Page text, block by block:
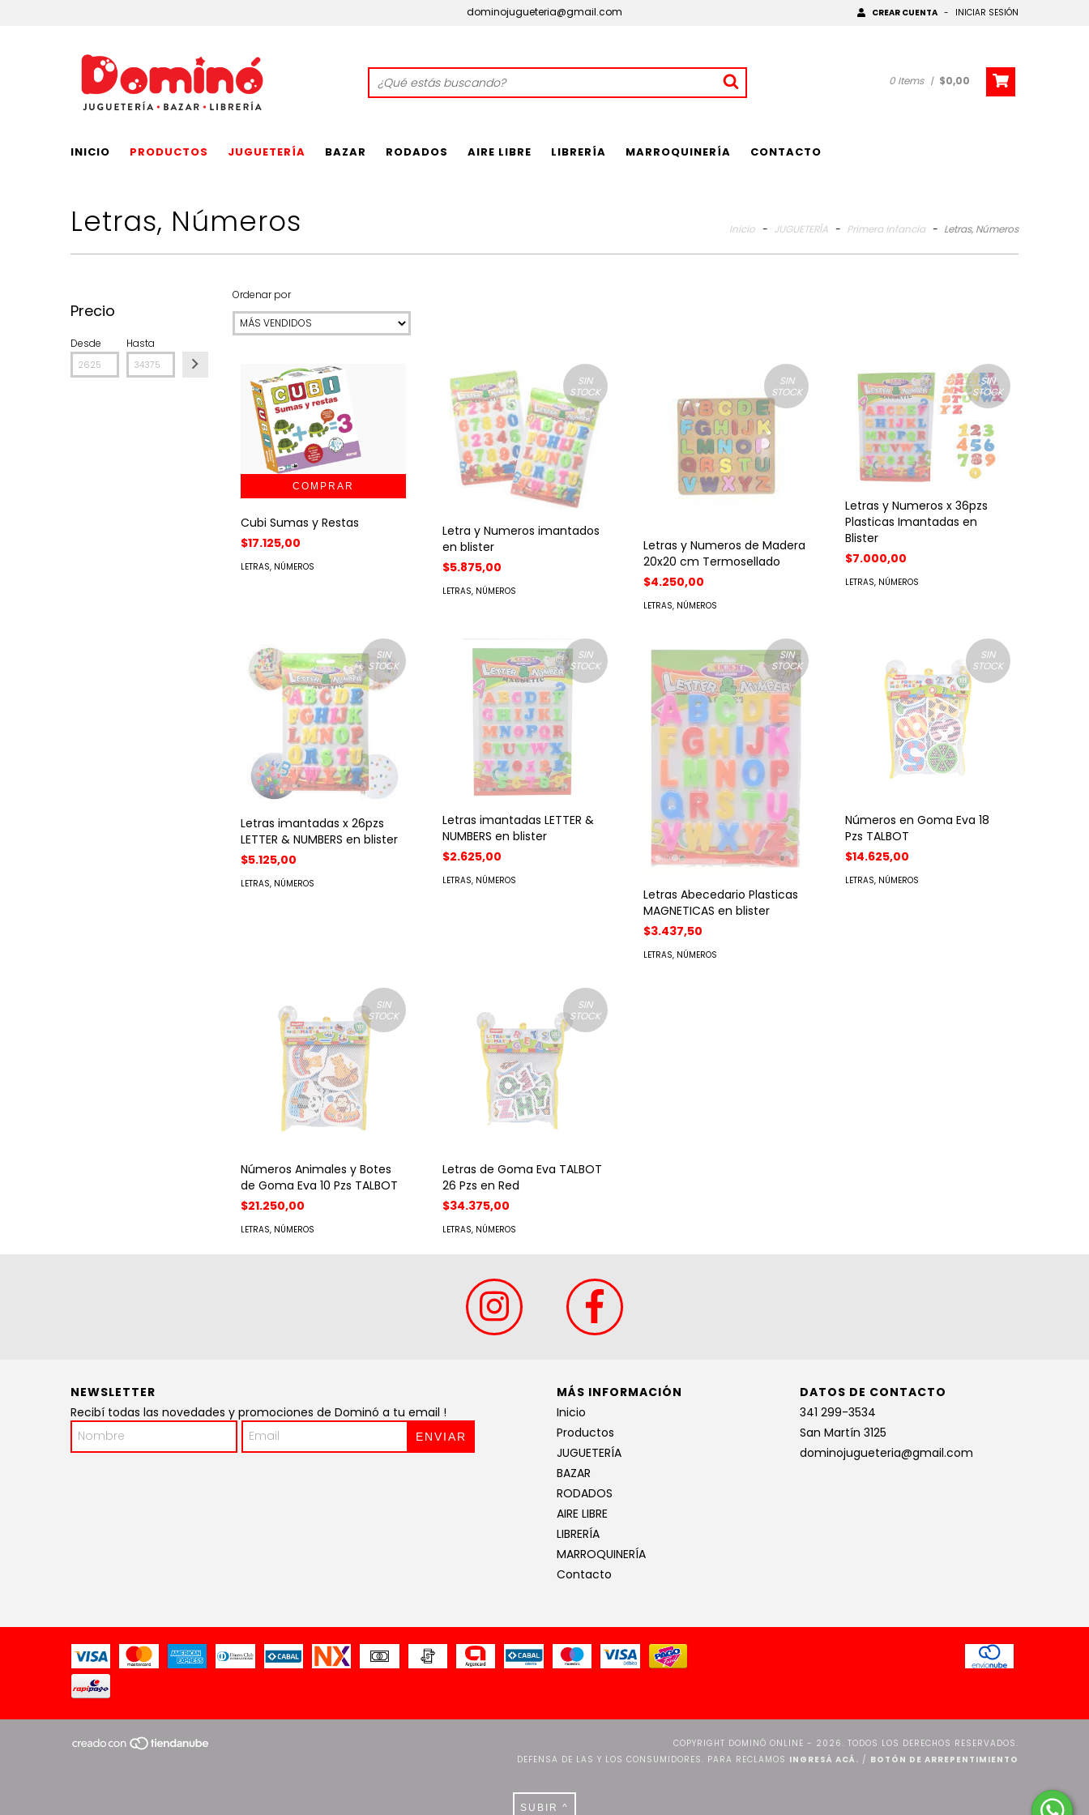
dominojugueteria@gmail.com CREAR CUENTA - INICIAR SESIÓN
0 Items | $0,00
INICIO PRODUCTOS JUGUETERÍA BAZAR RODADOS AIRE LIBRE LIBRERÍA MARROQUINERÍA CONTACTO
Letras, Números Inicio - JUGUETERÍA - Primera Infancia - Letras, Números
Precio
Desde Hasta
Ordenar por
Cubi Sumas y Restas
$17.125,00
LETRAS, NÚMEROS
SIN
STOCK
Letra y Numeros imantados
en blister
$5.875,00
LETRAS, NÚMEROS
SIN
STOCK
Letras y Numeros de Madera
20x20 cm Termosellado
$4.250,00
LETRAS, NÚMEROS
SIN
STOCK
Letras y Numeros x 36pzs
Plasticas Imantadas en
Blister
$7.000,00
LETRAS, NÚMEROS
SIN
STOCK
Letras imantadas x 26pzs
LETTER & NUMBERS en blister
$5.125,00
LETRAS, NÚMEROS
SIN
STOCK
Letras imantadas LETTER &
NUMBERS en blister
$2.625,00
LETRAS, NÚMEROS
SIN
STOCK
Letras Abecedario Plasticas
MAGNETICAS en blister
$3.437,50
LETRAS, NÚMEROS
SIN
STOCK
Números en Goma Eva 18
Pzs TALBOT
$14.625,00
LETRAS, NÚMEROS
SIN
STOCK
Números Animales y Botes
de Goma Eva 10 Pzs TALBOT
$21.250,00
LETRAS, NÚMEROS
SIN
STOCK
Letras de Goma Eva TALBOT
26 Pzs en Red
$34.375,00
LETRAS, NÚMEROS
NEWSLETTER
Recibí todas las novedades y promociones de Dominó a tu email !
MÁS INFORMACIÓN
Inicio
Productos
JUGUETERÍA
BAZAR
RODADOS
AIRE LIBRE
LIBRERÍA
MARROQUINERÍA
Contacto
DATOS DE CONTACTO
341 299-3534
San Martín 3125
dominojugueteria@gmail.com
COPYRIGHT DOMINÓ ONLINE - 2026. TODOS LOS DERECHOS RESERVADOS.
DEFENSA DE LAS Y LOS CONSUMIDORES. PARA RECLAMOS INGRESÁ ACÁ. / BOTÓN DE ARREPENTIMIENTO
SUBIR ^